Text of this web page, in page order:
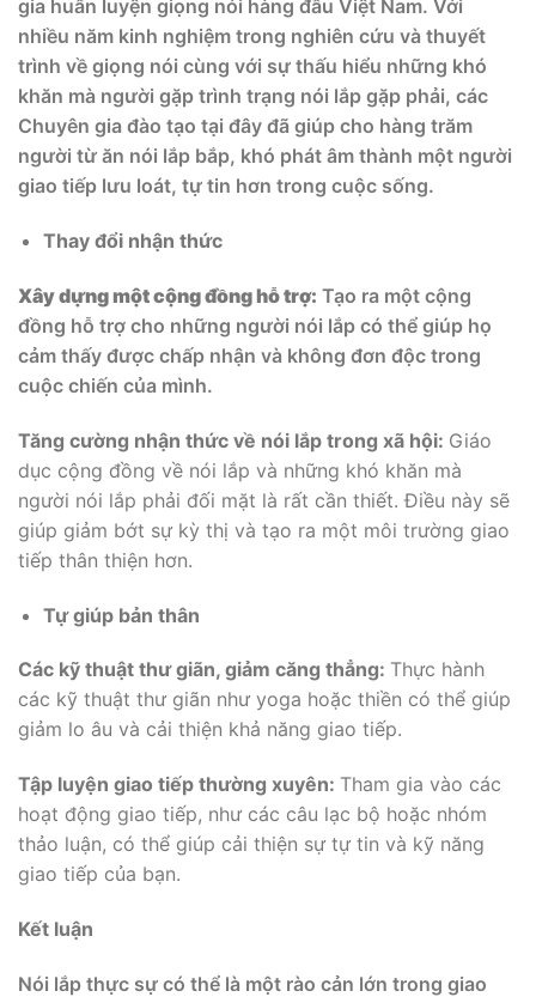
gia huấn luyện giọng nói hàng đầu Việt Nam. Với
nhiều năm kinh nghiệm trong nghiên cứu và thuyết
trình về giọng nói cùng với sự thấu hiểu những khó
khăn mà người gặp trình trạng nói lắp gặp phải, các
Chuyên gia đào tạo tại đây đã giúp cho hàng trăm
người từ ăn nói lắp bắp, khó phát âm thành một người
giao tiếp lưu loát, tự tin hơn trong cuộc sống.
Thay đổi nhận thức
Xây dựng một cộng đồng hỗ trợ: Tạo ra một cộng
đồng hỗ trợ cho những người nói lắp có thể giúp họ
cảm thấy được chấp nhận và không đơn độc trong
cuộc chiến của mình.
Tăng cường nhận thức về nói lắp trong xã hội: Giáo
dục cộng đồng về nói lắp và những khó khăn mà
người nói lắp phải đối mặt là rất cần thiết. Điều này sẽ
giúp giảm bớt sự kỳ thị và tạo ra một môi trường giao
tiếp thân thiện hơn.
Tự giúp bản thân
Các kỹ thuật thư giãn, giảm căng thẳng: Thực hành
các kỹ thuật thư giãn như yoga hoặc thiền có thể giúp
giảm lo âu và cải thiện khả năng giao tiếp.
Tập luyện giao tiếp thường xuyên: Tham gia vào các
hoạt động giao tiếp, như các câu lạc bộ hoặc nhóm
thảo luận, có thể giúp cải thiện sự tự tin và kỹ năng
giao tiếp của bạn.
Kết luận
Nói lắp thực sự có thể là một rào cản lớn trong giao